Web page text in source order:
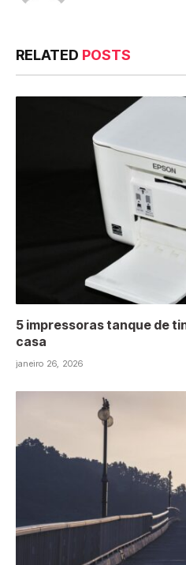
RELATED POSTS
5 impressoras tanque de
casa
janeiro 26, 2026